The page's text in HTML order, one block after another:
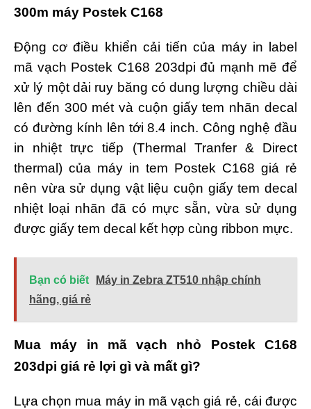
300m máy Postek C168
Động cơ điều khiển cải tiến của máy in label
mã vạch Postek C168 203dpi đủ mạnh mẽ để
xử lý một dải ruy băng có dung lượng chiều dài
lên đến 300 mét và cuộn giấy tem nhãn decal
có đường kính lên tới 8.4 inch. Công nghệ đầu
in nhiệt trực tiếp (Thermal Tranfer & Direct
thermal) của máy in tem Postek C168 giá rẻ
nên vừa sử dụng vật liệu cuộn giấy tem decal
nhiệt loại nhãn đã có mực sẵn, vừa sử dụng
được giấy tem decal kết hợp cùng ribbon mực.
Bạn có biết
Máy in Zebra ZT510 nhập chính
hãng, giá rẻ
Mua máy in mã vạch nhỏ Postek C168
203dpi giá rẻ lợi gì và mất gì?
Lựa chọn mua máy in mã vạch giá rẻ, cái được